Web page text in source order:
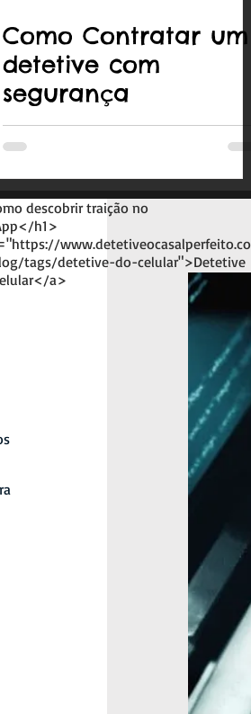
Como Contratar um
detetive com
segurança
descobrir traição no
h1>
www.detetiveocasalperfeito.co
tags/detetive-do-celular">Detetive
a>